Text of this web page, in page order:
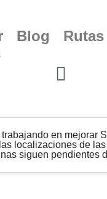
Blog Rutas
trabajando en mejorar
localizaciones de
siguen pendientes